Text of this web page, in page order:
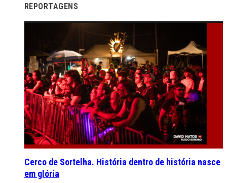
REPORTAGENS
Cerco de Sortelha. História dentro de história nasce
em glória